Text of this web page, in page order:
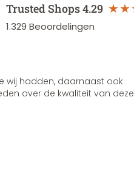
Trusted Shops4.29
1.329 Beoordelingen
wij hadden, daarnaast ook
over de kwaliteit van deze